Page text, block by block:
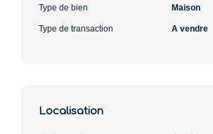
Type de bien Maison
Type de transaction A vendre
Localisation